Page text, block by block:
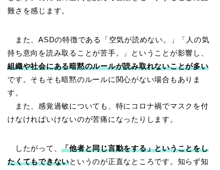
難さを感じます。
また、ASDの特徴である「空気が読めない。」「人の気
持ち意向を読み取ることが苦手。」ということが影響し、
組織や社会にある暗黙のルールが読み取れないことが多い
です。そもそも暗黙のルールに関心がない場合もありま
す。
また、感覚過敏についても、特にコロナ禍でマスクを付
けなければいけないのが苦痛になったりします。
したがって、「他者と同じ言動をする」ということをし
たくてもできないというのが正直なところです。知らず知